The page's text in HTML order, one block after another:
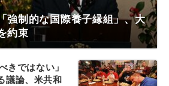
強制的な国際養子縁組」、大
約束
きではない」
議論、米共和